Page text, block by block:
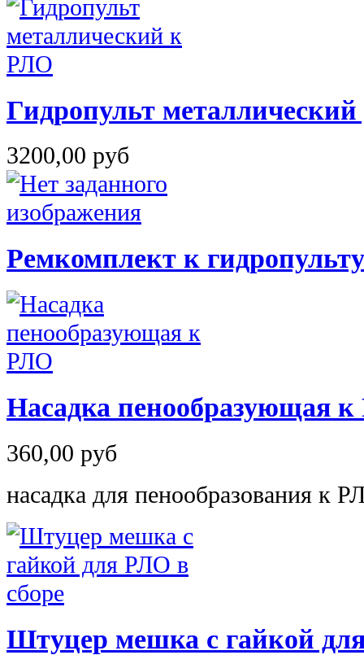
Гидропульт
3200,00 руб
Ремкомплект к
Насадка пенообразующая
360,00 руб
насадка для пенообразования к
Штуцер мешка с гайкой